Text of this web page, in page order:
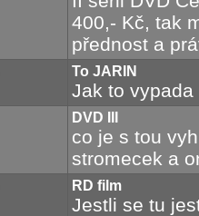
400,- Kč, tak
přednost a
To JARIN
Jak to
DVD III
co je s tou
stromecek a
RD film
Jestli se tu